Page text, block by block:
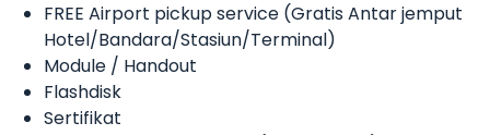
FREE Airport pickup service (Gratis Antar jemput
Hotel/Bandara/Stasiun/Terminal)
Module / Handout
Flashdisk
Sertifikat